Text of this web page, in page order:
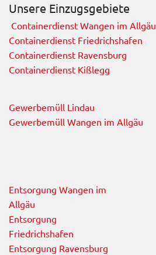
Unsere Einzugsgebiete
Containerdienst Wangen im Allgäu
Containerdienst Friedrichshafen
Containerdienst Ravensburg
Containerdienst Kißlegg
Gewerbemüll Lindau
Gewerbemüll Wangen im Allgäu
Entsorgung Wangen im
Allgäu
Entsorgung
Friedrichshafen
Entsorgung Ravensburg